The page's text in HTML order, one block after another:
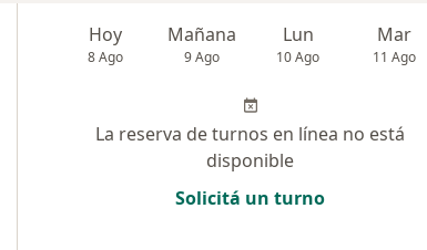
Hoy
8 Ago
Mañana
9 Ago
Lun
10 Ago
Mar
11 Ago
La reserva de turnos en línea no está
disponible
Solicitá un turno